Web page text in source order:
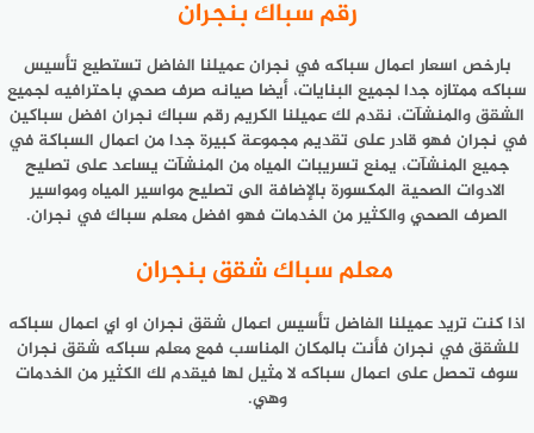
رقم سباك بنجران
بارخص اسعار اعمال سباكه في نجران عميلنا الفاضل تستطيع تأسيس
سباكه ممتازه جدا لجميع البنايات، أيضا صيانه صرف صحي باحترافيه لجميع
الشقق والمنشآت، نقدم لك عميلنا الكريم رقم سباك نجران افضل سباكين
في نجران فهو قادر على تقديم مجموعة كبيرة جدا من اعمال السباكة في
جميع المنشآت، يمنع تسريبات المياه من المنشآت يساعد على تصليح
الادوات الصحية المكسورة بالإضافة الى تصليح مواسير المياه ومواسير
الصرف الصحي والكثير من الخدمات فهو افضل معلم سباك في نجران.
معلم سباك شقق بنجران
اذا كنت تريد عميلنا الفاضل تأسيس اعمال شقق نجران او اي اعمال سباكه
للشقق في نجران فأنت بالمكان المناسب فمع معلم سباكه شقق نجران
سوف تحصل على اعمال سباكه لا مثيل لها فيقدم لك الكثير من الخدمات
وهي.